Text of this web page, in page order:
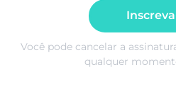
Você pode cancelar a
qualquer